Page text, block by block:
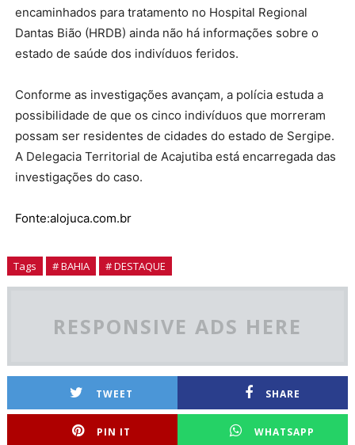
encaminhados para tratamento no Hospital Regional
Dantas Bião (HRDB) ainda não há informações sobre o
estado de saúde dos indivíduos feridos.
Conforme as investigações avançam, a polícia estuda a
possibilidade de que os cinco indivíduos que morreram
possam ser residentes de cidades do estado de Sergipe.
A Delegacia Territorial de Acajutiba está encarregada das
investigações do caso.
Fonte:alojuca.com.br
Tags # BAHIA # DESTAQUE
RESPONSIVE ADS HERE
TWEET SHARE
PIN IT WHATSAPP